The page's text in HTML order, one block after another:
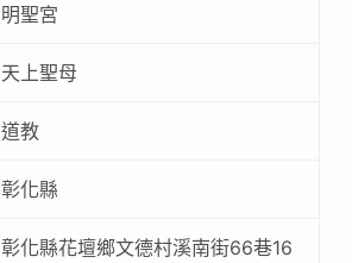
明聖宮
天上聖母
道教
彰化縣
彰化縣花壇鄉文德村溪南街66巷16